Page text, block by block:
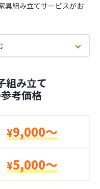
具組み立てサービスがお
組み立て
考価格
¥9,000～
¥5,000～